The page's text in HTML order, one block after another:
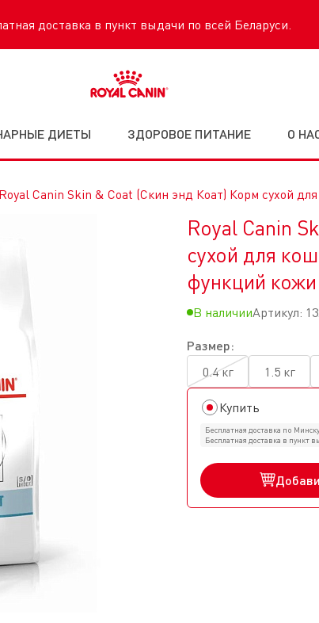
доставка в пункт выдачи по всей Беларуси.
ДИЕТЫ ЗДОРОВОЕ ПИТАНИЕ О
Royal Canin Skin & Coat (Скин энд Коат) Корм сухой
Royal Canin
сухой для
функций кожи
В наличииАртикул:
Размер:
0.4 кг 1.5 кг
Купить
Бесплатная доставка по Минску
Бесплатная доставка в пункт